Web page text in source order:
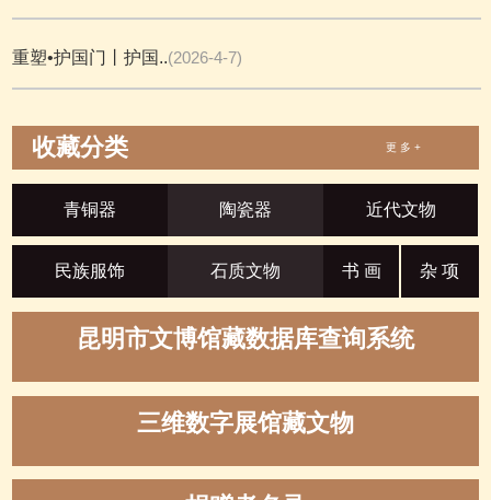
重塑•护国门丨护国..(2026-4-7)
收藏分类 更 多 +
青铜器 陶瓷器 近代文物
民族服饰 石质文物 书 画 杂 项
昆明市文博馆藏数据库查询系统
三维数字展馆藏文物